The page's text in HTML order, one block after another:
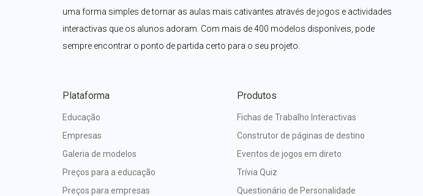
uma forma simples de tornar as aulas mais cativantes através de jogos e actividades
interactivas que os alunos adoram. Com mais de 400 modelos disponíveis, pode
sempre encontrar o ponto de partida certo para o seu projeto.
Plataforma
Educação
Empresas
Galeria de modelos
Preços para a educação
Preços para empresas
Produtos
Fichas de Trabalho Interactivas
Construtor de páginas de destino
Eventos de jogos em direto
Trívia Quiz
Questionário de Personalidade